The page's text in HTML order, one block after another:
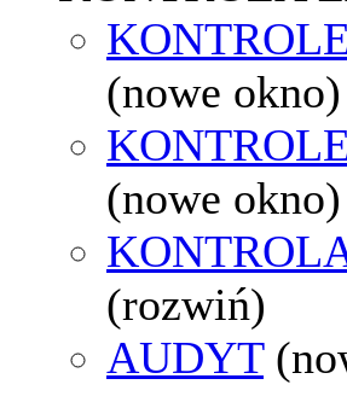
(nowe okno)
(nowe okno)
(rozwiń)
AUDYT